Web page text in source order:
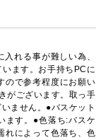
れる事が難しい為、
ます。お手持ちPCに
ので参考程度にお願い
がございます。取っ手
ません。●バスケット
ます。●色落ち:バスケ
れによって色落ち、色